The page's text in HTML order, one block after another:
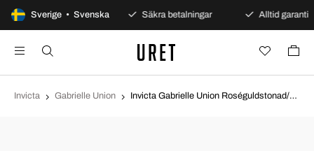
Sverige • Svenska
100 dagars öppet köp Säkra betalningar Alltid garanti
Invicta Gabrielle Union Invicta Gabrielle Union Roséguldstonad/Satin Ø35 mm 23254